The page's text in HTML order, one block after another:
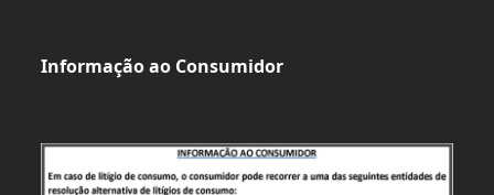
Informação ao Consumidor